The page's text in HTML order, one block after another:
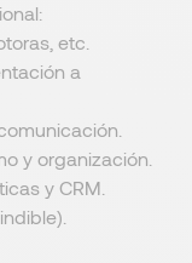
etc.
a
y organización.
y CRM.